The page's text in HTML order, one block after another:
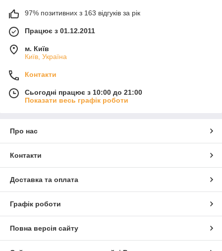
97% позитивних з 163 відгуків за рік
Працює з 01.12.2011
м. Київ
Київ, Україна
Контакти
Сьогодні працює з 10:00 до 21:00
Показати весь графік роботи
Про нас
Контакти
Доставка та оплата
Графік роботи
Повна версія сайту